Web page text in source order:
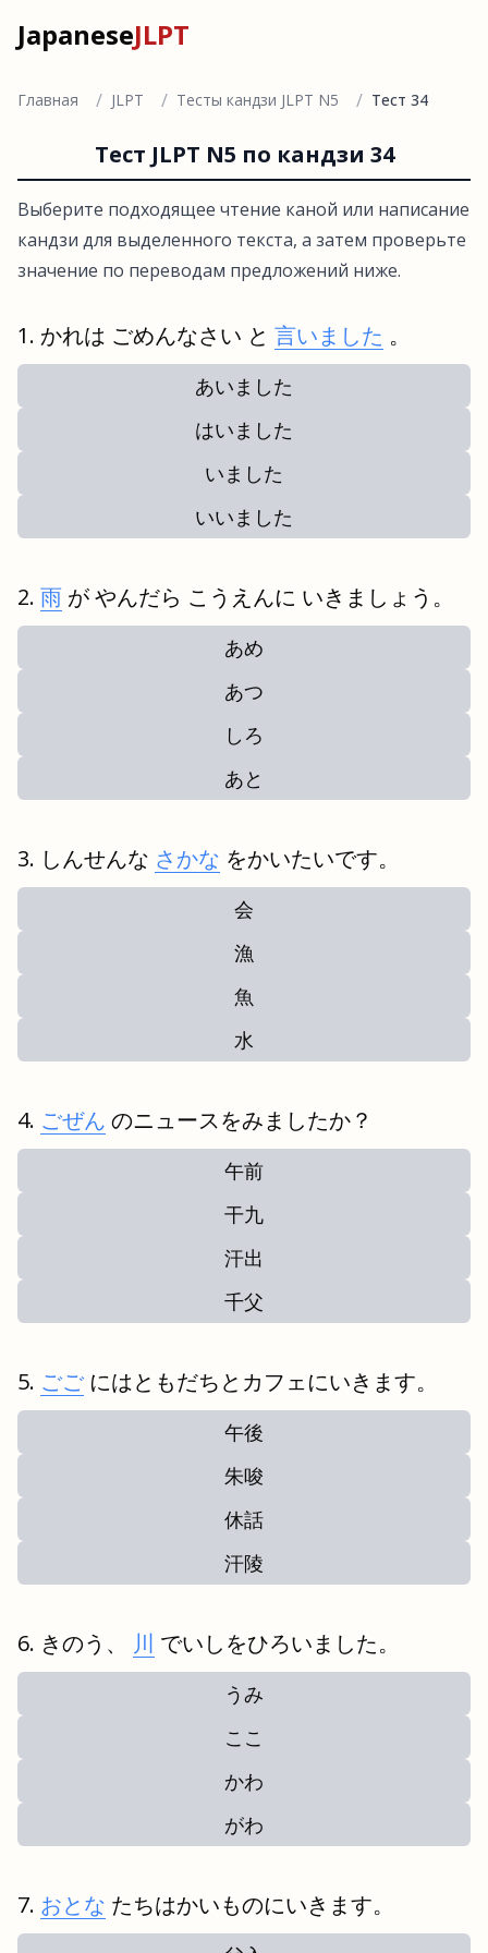
JapaneseJLPT
Главная / JLPT / Тесты кандзи JLPT N5 / Тест 34
Тест JLPT N5 по кандзи 34
Выберите подходящее чтение каной или написание
кандзи для выделенного текста, а затем проверьте
значение по переводам предложений ниже.
かれは ごめんなさい と 言いました 。
あいました
はいました
いました
いいました
雨 が やんだら こうえんに いきましょう。
あめ
あつ
しろ
あと
しんせんな さかな をかいたいです。
会
漁
魚
水
ごぜん のニュースをみましたか？
午前
干九
汗出
千父
ごご にはともだちとカフェにいきます。
午後
朱唆
休話
汗陵
きのう、 川 でいしをひろいました。
うみ
ここ
かわ
がわ
おとな たちはかいものにいきます。